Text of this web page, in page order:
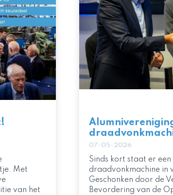
Met
van het
07-05-2026
Sinds kort staat er
draadvonkmachine in
Geschonken door de
Bevordering van de